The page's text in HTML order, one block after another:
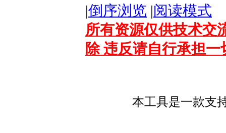
|倒序浏览 |阅读模式
所有资源仅供技术交
除 违反请自行承担
本工具是一款支